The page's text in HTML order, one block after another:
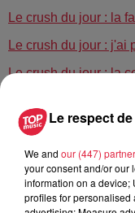
Le crush du jour : la
Le crush du jour : j'ai
Le crush du jour : la
Le crush du jour :
Villé
Publié : 12 janvier
17h34 Celine Rinckel
Le respect
We and our (447)
your consent and/or our
information on a device;
profiles for personalised